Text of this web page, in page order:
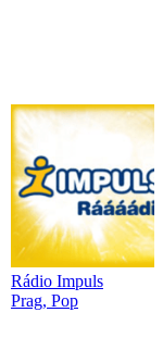
Rádio Impuls
Prag, Pop